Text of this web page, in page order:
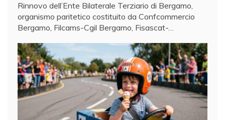
Rinnovo dell’Ente Bilaterale Terziario di Bergamo,
organismo paritetico costituito da Confcommercio
Bergamo, Filcams-Cgil Bergamo, Fisascat-…